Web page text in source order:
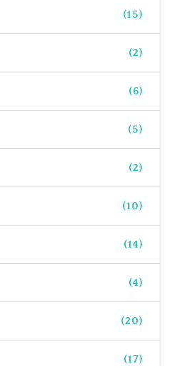
(15)
(2)
(6)
(5)
(2)
(10)
(14)
(4)
(20)
(17)